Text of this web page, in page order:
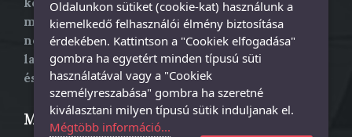
megyében. A 2011-es részleges
népszámlálási adatok alapján 2144
lakosából 1342 fő magyar, 711 fő román
és 43 fő német anyanyelvű.
Mezőterem község
Oldalunkon sütiket (cookie-kat) használunk a
kiemelkedő felhasználói élmény biztosítása
érdekében. Kattintson a "Cookiek elfogadása"
gombra ha egyetért minden típusú süti
használatával vagy a "Cookiek
személyreszabása" gombra ha szeretné
kiválasztani milyen típusú sütik induljanak el.
Mégtöbb információ...